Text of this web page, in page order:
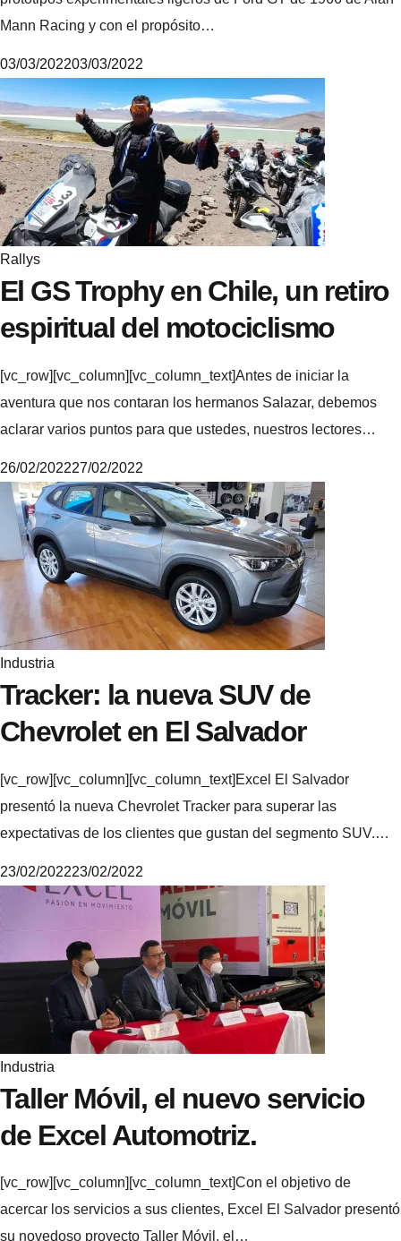
Mann Racing y con el propósito…
M
i
k
e
03/03/202203/03/2022
Rallys
El GS Trophy en Chile, un retiro
espiritual del motociclismo
[vc_row][vc_column][vc_column_text]Antes de iniciar la
aventura que nos contaran los hermanos Salazar, debemos
aclarar varios puntos para que ustedes, nuestros lectores…
26/02/202227/02/2022
Industria
Tracker: la nueva SUV de
Chevrolet en El Salvador
[vc_row][vc_column][vc_column_text]Excel El Salvador
presentó la nueva Chevrolet Tracker para superar las
expectativas de los clientes que gustan del segmento SUV.…
23/02/202223/02/2022
Industria
Taller Móvil, el nuevo servicio
de Excel Automotriz.
[vc_row][vc_column][vc_column_text]Con el objetivo de
acercar los servicios a sus clientes, Excel El Salvador presentó
su novedoso proyecto Taller Móvil, el…